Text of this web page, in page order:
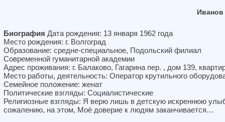
Биография Дата рождения: 13 января 1962 года
Место рождения: г. Волгоград
Образование: средне-специальное, Подольский филиал
Современной гуманитарной академии
Адрес проживания: г. Балаково, Гагарина пер. , дом 139,
Место работы, деятельность: Оператор крутильного
Семейное положение: женат
Политические взгляды: Социалистические
Религиозные взгляды: Я верю лишь в детскую искреннюю
сожалению, на этом, Моё доверие к людям заканчивается…